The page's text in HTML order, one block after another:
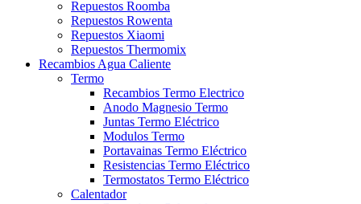
Repuestos Roomba
Repuestos Rowenta
Repuestos Xiaomi
Repuestos Thermomix
Recambios Agua Caliente
Termo
Recambios Termo Electrico
Anodo Magnesio Termo
Juntas Termo Eléctrico
Modulos Termo
Portavainas Termo Eléctrico
Resistencias Termo Eléctrico
Termostatos Termo Eléctrico
Calentador